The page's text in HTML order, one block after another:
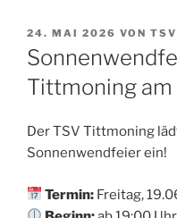
VERÖFFENTLICHT
AM
24. MAI 2026 VON
Tittmoning am
Der TSV Tittmoning
Sonnenwendfeier ein!
Termin: Freitag,